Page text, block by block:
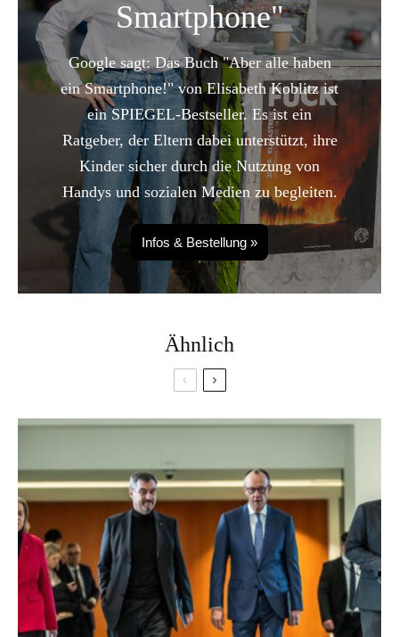
Smartphone"
Google sagt: Das Buch "Aber alle haben
ein Smartphone!" von Elisabeth Koblitz ist
ein SPIEGEL-Bestseller. Es ist ein
Ratgeber, der Eltern dabei unterstützt, ihre
Kinder sicher durch die Nutzung von
Handys und sozialen Medien zu begleiten.
Infos & Bestellung »
Ähnlich